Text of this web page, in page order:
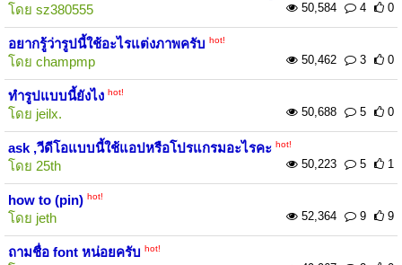
โดย sz380555 50,584 4 0
อยากรู้ว่ารูปนี้ใช้อะไรแต่งภาพครับ hot!
โดย champmp 50,462 3 0
ทำรูปแบบนี้ยังไง hot!
โดย jeilx. 50,688 5 0
ask ,วีดีโอแบบนี้ใช้แอปหรือโปรแกรมอะไรคะ hot!
โดย 25th 50,223 5 1
how to (pin) hot!
โดย jeth 52,364 9 9
ถามชื่อ font หน่อยครับ hot!